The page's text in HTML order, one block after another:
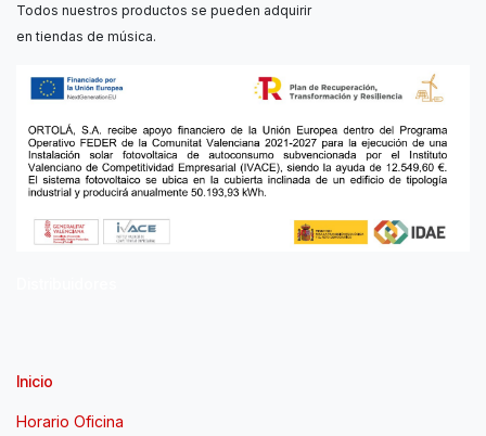
Todos nuestros productos se pueden adquirir
en tiendas de música.
Inicio
Horario Oficina